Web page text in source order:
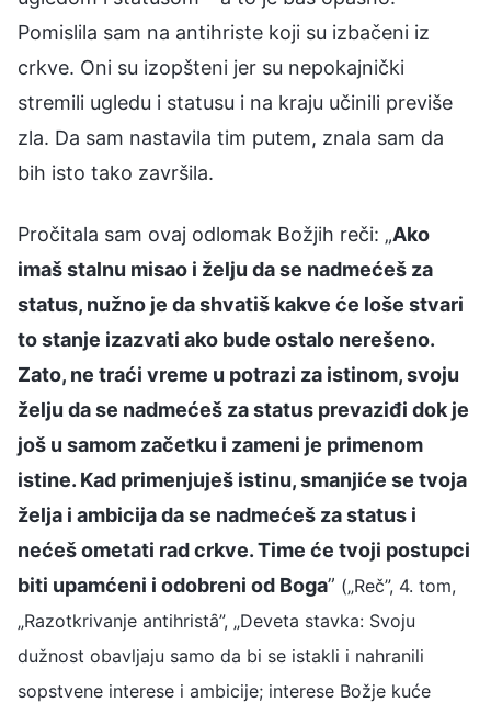
Pomislila sam na antihriste koji su izbačeni iz
crkve. Oni su izopšteni jer su nepokajnički
stremili ugledu i statusu i na kraju učinili previše
zla. Da sam nastavila tim putem, znala sam da
bih isto tako završila.
Pročitala sam ovaj odlomak Božjih reči: „Ako
imaš stalnu misao i želju da se nadmećeš za
status, nužno je da shvatiš kakve će loše stvari
to stanje izazvati ako bude ostalo nerešeno.
Zato, ne traći vreme u potrazi za istinom, svoju
želju da se nadmećeš za status prevaziđi dok je
još u samom začetku i zameni je primenom
istine. Kad primenjuješ istinu, smanjiće se tvoja
želja i ambicija da se nadmećeš za status i
nećeš ometati rad crkve. Time će tvoji postupci
biti upamćeni i odobreni od Boga” („Reč”, 4. tom,
„Razotkrivanje antihristȃ”, „Deveta stavka: Svoju
dužnost obavljaju samo da bi se istakli i nahranili
sopstvene interese i ambicije; interese Božje kuće